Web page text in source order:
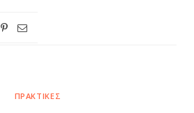
ΠΡΑΚΤΙΚΈΣ